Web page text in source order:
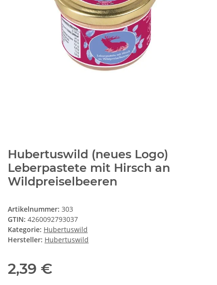
Hubertuswild (neues Logo)
Leberpastete mit Hirsch an
Wildpreiselbeeren
Artikelnummer: 303
GTIN: 4260092793037
Kategorie: Hubertuswild
Hersteller: Hubertuswild
2,39 €